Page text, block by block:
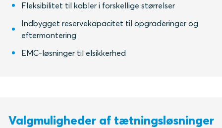
Fleksibilitet til kabler i forskellige størrelser
Indbygget reservekapacitet til opgraderinger og
eftermontering
EMC-løsninger til elsikkerhed
Valgmuligheder af tætningsløsninger